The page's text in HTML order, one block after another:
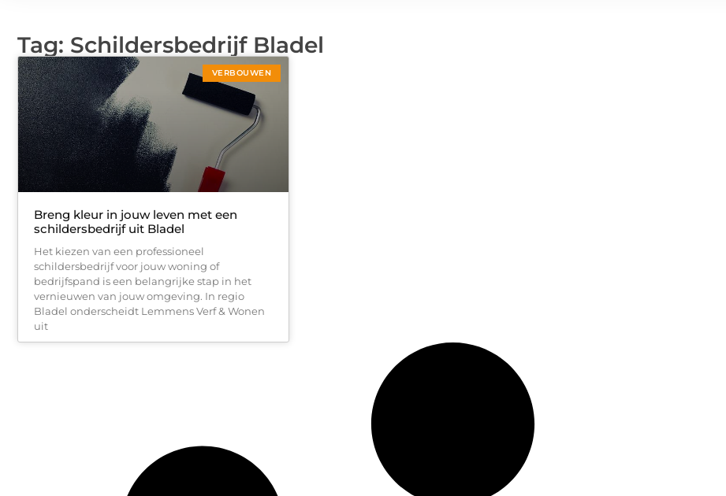
Tag: Schildersbedrijf Bladel
VERBOUWEN
Breng kleur in jouw leven met een
schildersbedrijf uit Bladel
Het kiezen van een professioneel
schildersbedrijf voor jouw woning of
bedrijfspand is een belangrijke stap in het
vernieuwen van jouw omgeving. In regio
Bladel onderscheidt Lemmens Verf & Wonen
uit